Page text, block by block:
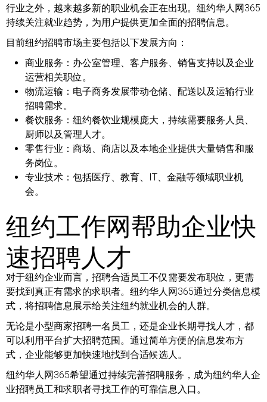
行业之外，越来越多新的职业机会正在出现。纽约华人网365
持续关注就业趋势，为用户提供更加全面的招聘信息。
目前纽约招聘市场主要包括以下发展方向：
商业服务： 办公室管理、客户服务、销售支持以及企业
运营相关职位。
物流运输： 电子商务发展带动仓储、配送以及运输行业
招聘需求。
餐饮服务： 纽约餐饮业规模庞大，持续需要服务人员、
厨师以及管理人才。
零售行业： 商场、商店以及本地企业提供大量销售和服
务岗位。
专业技术： 包括医疗、教育、IT、金融等领域职业机
会。
纽约工作网帮助企业快
速招聘人才
对于纽约企业而言，招聘合适员工不仅需要发布职位，更需
要找到真正有需求的求职者。纽约华人网365通过分类信息模
式，将招聘信息展示给关注纽约就业机会的人群。
无论是小型商家招聘一名员工，还是企业长期寻找人才，都
可以利用平台扩大招聘范围。通过简单方便的信息发布方
式，企业能够更加快速地找到合适候选人。
纽约华人网365希望通过持续完善招聘服务，成为纽约华人企
业招聘员工和求职者寻找工作的可靠信息入口。